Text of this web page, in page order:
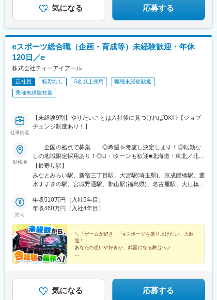
◎年間休日120日以上
◎基本定時退勤
気になる 応募する
eスポーツ総合職（企画・育成等）未経験歓迎・年休
120日／e
株式会社ティーアイアール
正社員 転勤なし 5名以上採用
職種未経験歓迎
業種未経験歓迎
仕事内容
【未経験9割】やりたいことは入社後に見つければOK◎【ジョブ
チェンジ制度あり！】
勤務地
……全国の拠点で募集……◎希望を考慮し決定します！◎転勤な
しの地域限定採用あり！◎U・Iターンも歓迎■北海道・東北／北海
道、宮城、福島■関東／東京、神奈川、埼玉、千葉■中部／愛知■
近畿／大阪、京都、兵庫■中四国／広島、愛媛■九州／福岡、鹿児
島、沖縄※受動喫煙対策：屋内全面禁煙
【最寄り駅】
みなとみらい駅、新宿三丁目駅、大宮駅(埼玉県)、京成船橋駅、豊
水すすきの駅、宮城野通駅、郡山駅(福島県)、名古屋駅、大江橋
駅、県庁前駅(沖縄県)、町田駅、八王子駅、藤沢駅、海老名駅(相
模線)、春日部駅、栄町駅(千葉県)、柏駅、新宿御苑前駅、船橋
駅、七条駅、袋町駅、櫛田神社前駅、美栄橋駅、京王八王子駅、
石上駅、海老名駅(相鉄・小田急)、八木崎駅、京成千葉駅、桜木町
駅、新宿駅(東京メトロ)、大神宮下駅、狸小路駅、仙台駅(地下
鉄)、名鉄名古屋駅、北新地駅、五条駅(京都市営)、紙屋町東駅、
市役所前駅(愛媛県)、祇園駅(福岡県)、旭橋駅、千葉駅
給与
年収510万円（入社5年目）
年収460万円（入社4年目）
＼「ゲームが好き」「eスポーツを盛り上げたい」大歓
迎！
あなたの想いや好きが、武器になる舞台へ／
◆充実した研修制度
◆残業月5h以内
気になる 応募する